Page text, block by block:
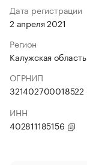
Дата регистрации
2 апреля 2021
Регион
Калужская область
ОГРНИП
321402700018522
ИНН
402811185156